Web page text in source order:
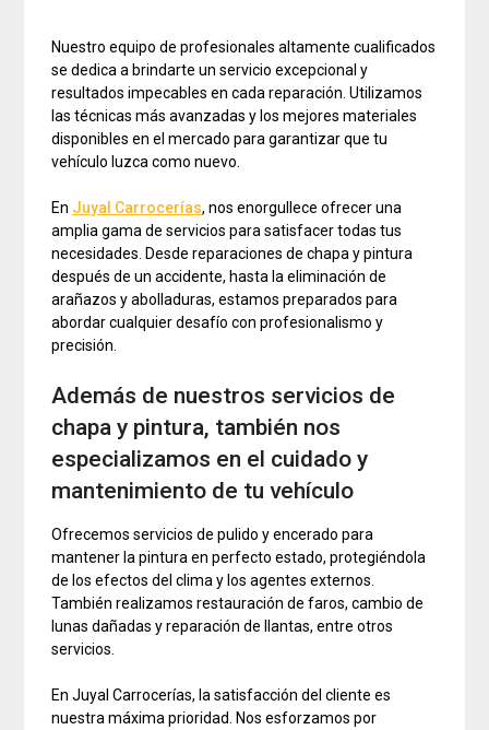
Nuestro equipo de profesionales altamente cualificados
se dedica a brindarte un servicio excepcional y
resultados impecables en cada reparación. Utilizamos
las técnicas más avanzadas y los mejores materiales
disponibles en el mercado para garantizar que tu
vehículo luzca como nuevo.
En Juyal Carrocerías, nos enorgullece ofrecer una
amplia gama de servicios para satisfacer todas tus
necesidades. Desde reparaciones de chapa y pintura
después de un accidente, hasta la eliminación de
arañazos y abolladuras, estamos preparados para
abordar cualquier desafío con profesionalismo y
precisión.
Además de nuestros servicios de
chapa y pintura, también nos
especializamos en el cuidado y
mantenimiento de tu vehículo
Ofrecemos servicios de pulido y encerado para
mantener la pintura en perfecto estado, protegiéndola
de los efectos del clima y los agentes externos.
También realizamos restauración de faros, cambio de
lunas dañadas y reparación de llantas, entre otros
servicios.
En Juyal Carrocerías, la satisfacción del cliente es
nuestra máxima prioridad. Nos esforzamos por